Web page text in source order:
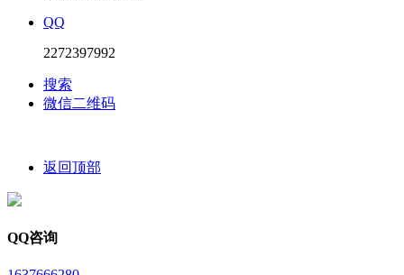
QQ
2272397992
搜索
微信二维码
返回顶部
QQ咨询